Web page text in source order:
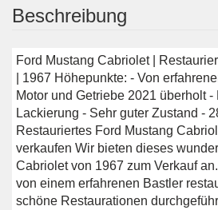
Beschreibung
Ford Mustang Cabriolet |
| 1967 Höhepunkte: - Von
Motor und Getriebe 2021 überholt
Lackierung - Sehr guter Zustand -
Restauriertes Ford Mustang
verkaufen Wir bieten dieses
Cabriolet von 1967 zum Verkauf
von einem erfahrenen Bastler
schöne Restaurationen